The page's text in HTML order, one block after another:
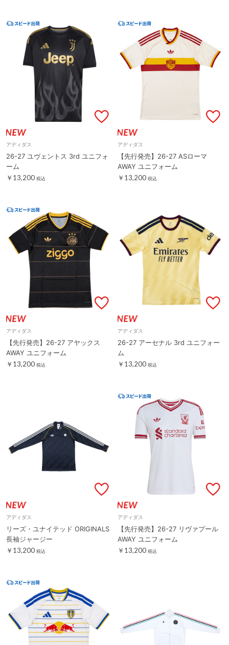
アディダス
26-27 ユヴェントス 3rd ユニフォ
ーム
￥13,200 税込
アディダス
【先行発売】26-27 ASローマ
AWAY ユニフォーム
￥13,200 税込
アディダス
【先行発売】26-27 アヤックス
AWAY ユニフォーム
￥13,200 税込
アディダス
26-27 アーセナル 3rd ユニフォー
ム
￥13,200 税込
アディダス
リーズ・ユナイテッド ORIGINALS
長袖ジャージー
￥13,200 税込
アディダス
【先行発売】26-27 リヴァプール
AWAY ユニフォーム
￥13,200 税込